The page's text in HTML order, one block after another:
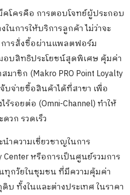
โครคือ การตอบโจทย์ผู้ประกอบ
นการให้บริการลูกค้า ไม่ว่าจะ
ารสั่งซื้อผ่านแพลตฟอร์ม
อบสิทธิประโยชน์สุดพิเศษ คุ้มค่า
าชิก (Makro PRO Point Loyalty
บจ่ายซื้อสินค้าได้ที่สาขา เพื่อ
รอยต่อ (Omni-Channel) ทำให้
วก รวดเร็ว
นำความเชี่ยวชาญในการ
Center หรือการเป็นศูนย์รวมการ
กวัยในชุมชน ที่มีความคุ้มค่า
ทั้งในและต่างประเทศ ในราคา